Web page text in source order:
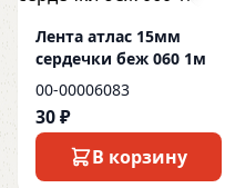
Лента атлас 15мм
сердечки беж 060 1м
00-00006083
30 ₽
В корзину